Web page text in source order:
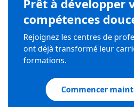
Prêt à développer
compétences
Rejoignez les centres de
ont déjà transformé leur
formations.
Commencer